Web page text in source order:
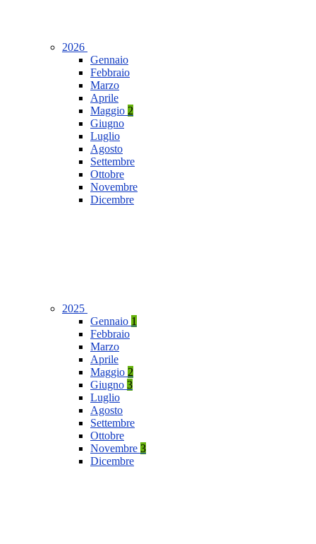
2026
Gennaio
Febbraio
Marzo
Aprile
Maggio 2
Giugno
Luglio
Agosto
Settembre
Ottobre
Novembre
Dicembre
2025
Gennaio 1
Febbraio
Marzo
Aprile
Maggio 2
Giugno 3
Luglio
Agosto
Settembre
Ottobre
Novembre 3
Dicembre